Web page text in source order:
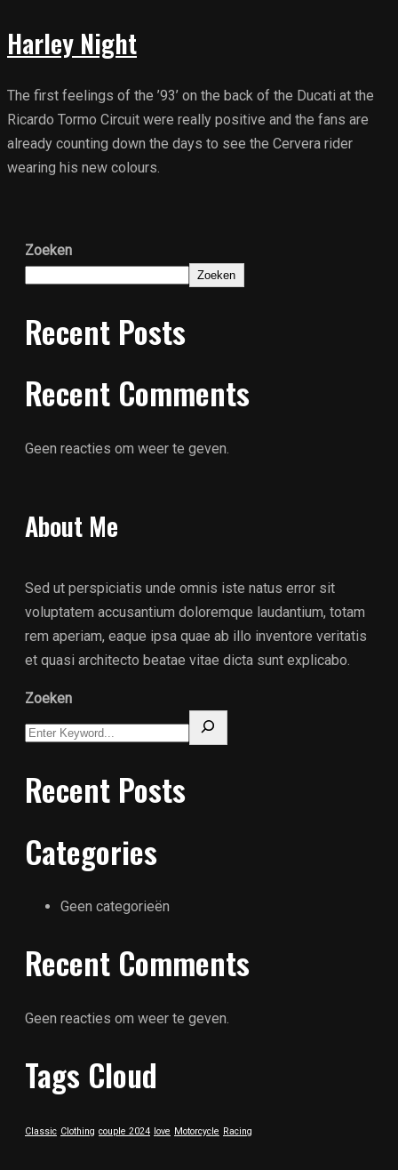
Harley Night
The first feelings of the ’93’ on the back of the Ducati at the
Ricardo Tormo Circuit were really positive and the fans are
already counting down the days to see the Cervera rider
wearing his new colours.
Zoeken
Zoeken
Recent Posts
Recent Comments
Geen reacties om weer te geven.
About Me
Sed ut perspiciatis unde omnis iste natus error sit
voluptatem accusantium doloremque laudantium, totam
rem aperiam, eaque ipsa quae ab illo inventore veritatis
et quasi architecto beatae vitae dicta sunt explicabo.
Zoeken
Recent Posts
Categories
Geen categorieën
Recent Comments
Geen reacties om weer te geven.
Tags Cloud
Classic Clothing couple 2024 love Motorcycle Racing